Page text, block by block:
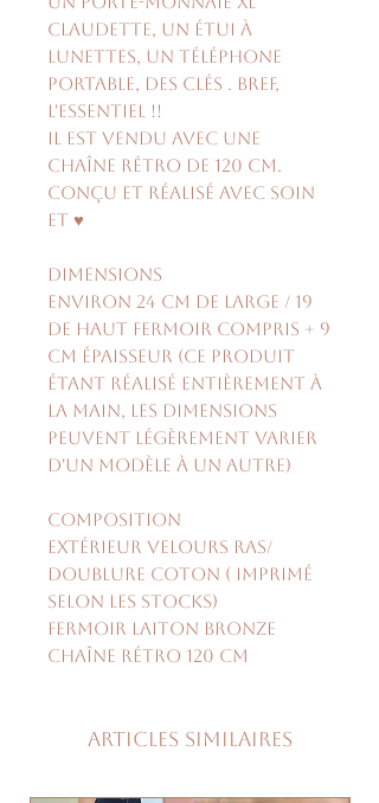
Claudette, un étui à
lunettes, un téléphone
portable, des clés . Bref,
l'essentiel !!
Il est vendu avec une
chaîne rétro de 120 cm.
Conçu et réalisé avec soin
et ♥
Dimensions
environ 24 cm de large / 19
de haut fermoir compris + 9
cm épaisseur (ce produit
étant réalisé entièrement à
la main, les dimensions
peuvent légèrement varier
d'un modèle à un autre)
Composition
extérieur velours ras/
doublure coton ( imprimé
selon les stocks)
fermoir laiton bronze
chaîne rétro 120 cm
Articles similaires